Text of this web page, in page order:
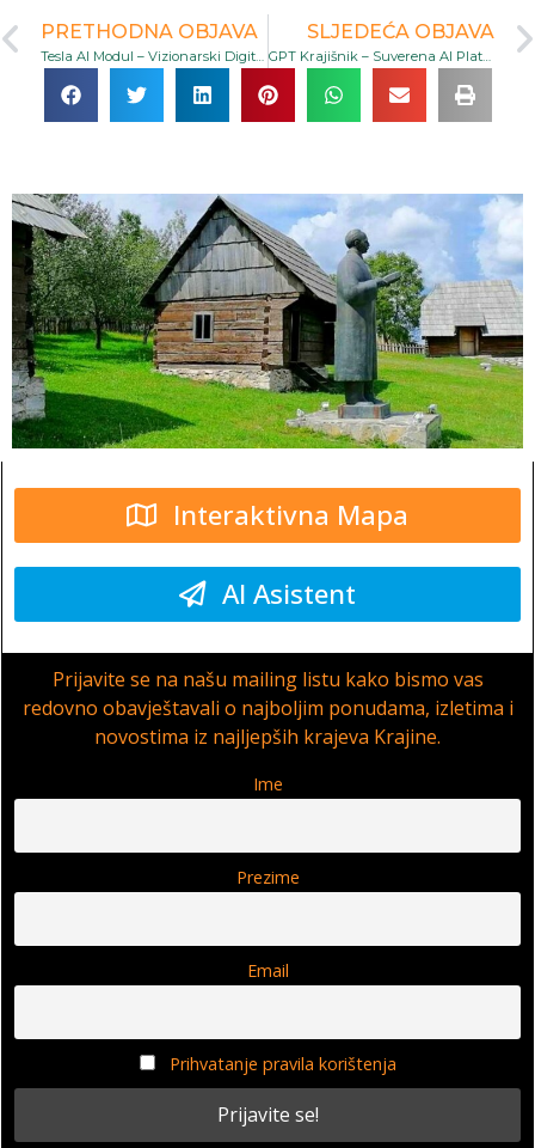
PRETHODNA OBJAVA SLJEDEĆA OBJAVA
GPT Krajišnik – Suverena AI Platforma za Turizam i Lokalni Razvoj
Interaktivna Mapa
AI Asistent
Prijavite se na našu mailing listu kako bismo vas
redovno obavještavali o najboljim ponudama, izletima i
novostima iz najljepših krajeva Krajine.
Ime
Prezime
Email
Prihvatanje pravila korištenja